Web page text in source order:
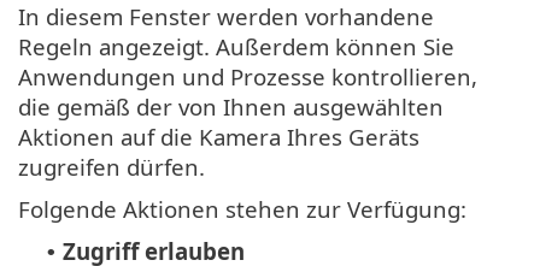
In diesem Fenster werden vorhandene
Regeln angezeigt. Außerdem können Sie
Anwendungen und Prozesse kontrollieren,
die gemäß der von Ihnen ausgewählten
Aktionen auf die Kamera Ihres Geräts
zugreifen dürfen.
Folgende Aktionen stehen zur Verfügung:
• Zugriff erlauben